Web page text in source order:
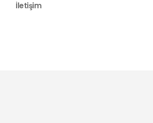
İletişim